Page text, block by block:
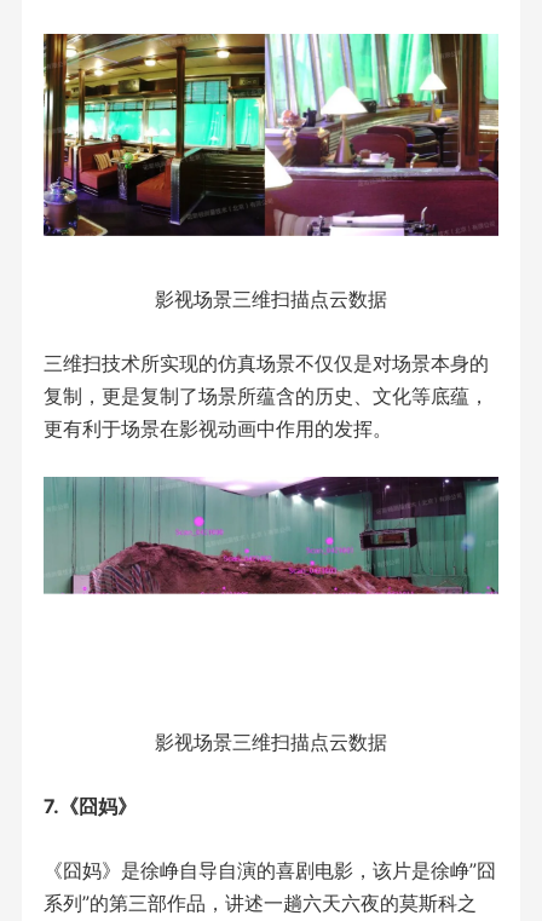
影视场景三维扫描点云数据
三维扫技术所实现的仿真场景不仅仅是对场景本身的
复制，更是复制了场景所蕴含的历史、文化等底蕴，
更有利于场景在影视动画中作用的发挥。
影视场景三维扫描点云数据
7.《囧妈》
《囧妈》是徐峥自导自演的喜剧电影，该片是徐峥”囧
系列”的第三部作品，讲述一趟六天六夜的莫斯科之